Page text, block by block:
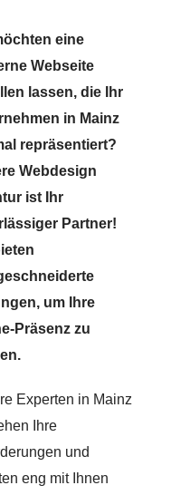
eine
Webseite
lassen, die Ihr
in Mainz
repräsentiert?
Webdesign
ist Ihr
Partner!
um Ihre
Präsenz zu
Experten in Mainz
Ihre
und
eng mit Ihnen